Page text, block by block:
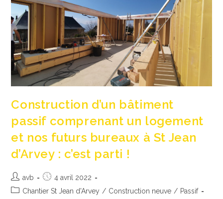
De
Communes
De
Grand
Chambéry
Lors
Du
Salon
Passi’Bat
Construction d’un bâtiment
passif comprenant un logement
et nos futurs bureaux à St Jean
d’Arvey : c’est parti !
Auteur/autrice
de
avb
Publication
publiée :
4 avril 2022
PostChantier St Jean d'Arvey / Construction neuve / Passif